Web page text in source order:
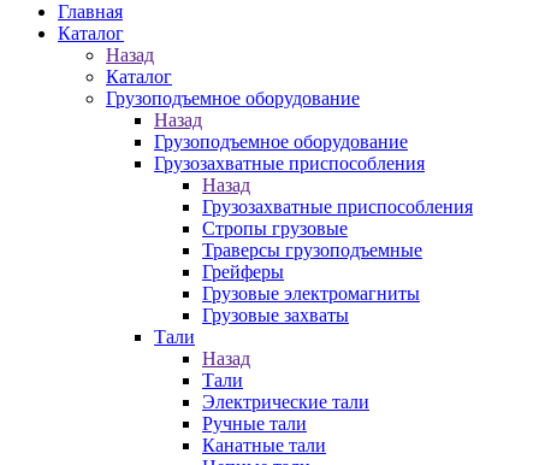
Главная
Каталог
Назад
Каталог
Грузоподъемное оборудование
Назад
Грузоподъемное оборудование
Грузозахватные приспособления
Назад
Грузозахватные приспособления
Стропы грузовые
Траверсы грузоподъемные
Грейферы
Грузовые электромагниты
Грузовые захваты
Тали
Назад
Тали
Электрические тали
Ручные тали
Канатные тали